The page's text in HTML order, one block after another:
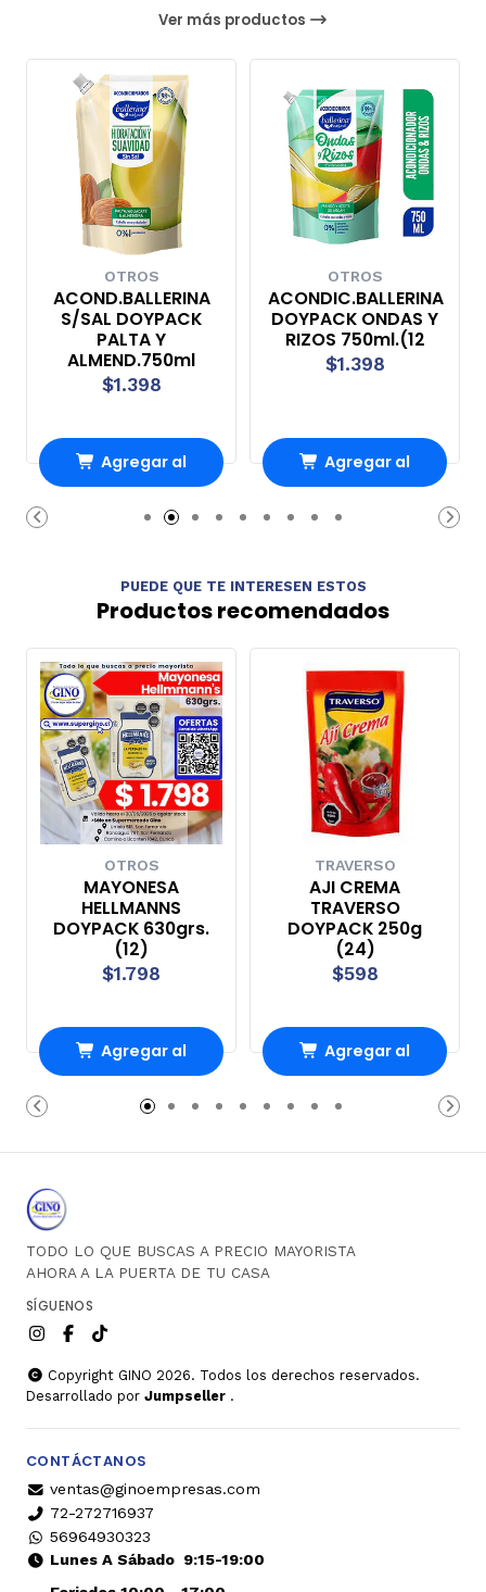
Ver más productos
OTROS
ACOND.BALLERINA
S/SAL DOYPACK
PALTA Y
ALMEND.750ml
$1.398
Agregar al
Carro
OTROS
ACONDIC.BALLERINA
DOYPACK ONDAS Y
RIZOS 750ml.(12
$1.398
Agregar al
Carro
PUEDE QUE TE INTERESEN ESTOS
Productos recomendados
OTROS
MAYONESA
HELLMANNS
DOYPACK 630grs.
(12)
$1.798
Agregar al
Carro
TRAVERSO
AJI CREMA
TRAVERSO
DOYPACK 250g
(24)
$598
Agregar al
Carro
TODO LO QUE BUSCAS A PRECIO MAYORISTA
AHORA A LA PUERTA DE TU CASA
SÍGUENOS
Copyright GINO 2026. Todos los derechos reservados.
Desarrollado por Jumpseller .
CONTÁCTANOS
ventas@ginoempresas.com
72-272716937
56964930323
Lunes A Sábado9:15-19:00